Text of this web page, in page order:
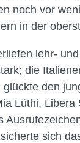
noch vor
in der
lehr-
die
den
Lüthi,
sich